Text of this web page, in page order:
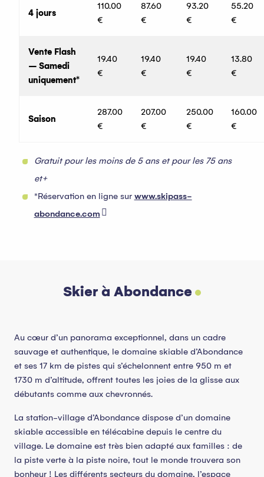
4 jours
110.00
€
87.60
€
93.20
€
55.20
€
Vente Flash
– Samedi
uniquement*
19.40
€
19.40
€
19.40
€
13.80
€
Saison
287.00
€
207.00
€
250.00
€
160.00
€
Gratuit pour les moins de 5 ans et pour les 75 ans
et+
*Réservation en ligne sur www.skipass-
abondance.com
Skier à Abondance
Au cœur d’un panorama exceptionnel, dans un cadre
sauvage et authentique, le domaine skiable d’Abondance
et ses 17 km de pistes qui s’échelonnent entre 950 m et
1730 m d’altitude, offrent toutes les joies de la glisse aux
débutants comme aux chevronnés.
La station-village d’Abondance dispose d’un domaine
skiable accessible en télécabine depuis le centre du
village. Le domaine est très bien adapté aux familles : de
la piste verte à la piste noire, tout le monde trouvera son
bonheur ! Les différents secteurs du domaine, l’espace